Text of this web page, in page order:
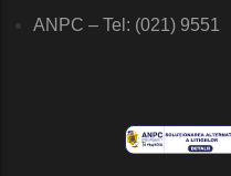
ANPC – Tel: (021) 9551